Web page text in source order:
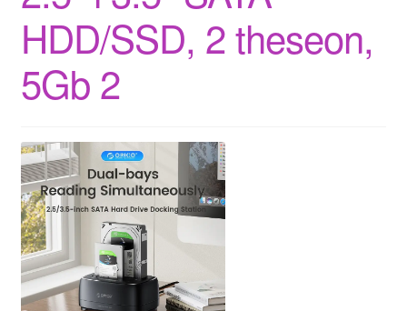
HDD/SSD, 2 theseon,
5Gb 2